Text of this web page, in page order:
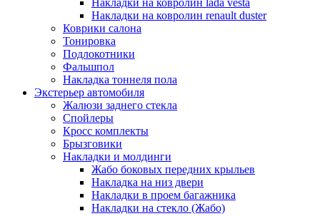
Накладки на ковролин lada vesta
Накладки на ковролин renault duster
Коврики салона
Тонировка
Подлокотники
Фальшпол
Накладка тоннеля пола
Экстерьер автомобиля
Жалюзи заднего стекла
Спойлеры
Кросс комплекты
Брызговики
Накладки и молдинги
Жабо боковых передних крыльев
Накладка на низ двери
Накладки в проем багажника
Накладки на стекло (Жабо)